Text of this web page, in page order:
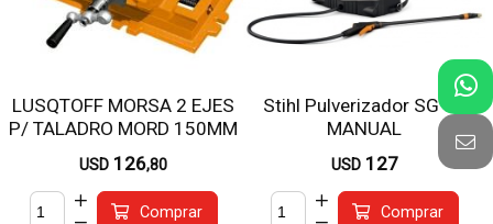
LUSQTOFF MORSA 2 EJES
P/ TALADRO MORD 150MM
TB-MC6
USD 126,80
Comprar
Stihl Pulverizador SG 71
MANUAL
USD 127
Comprar